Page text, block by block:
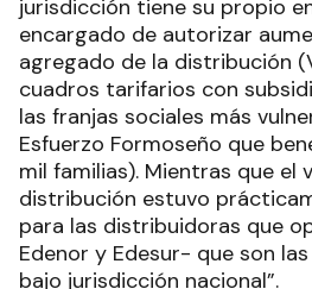
jurisdicción tiene su propio
encargado de autorizar
agregado de la distribución
cuadros tarifarios con
las franjas sociales más
Esfuerzo Formoseño que
mil familias). Mientras que el
distribución estuvo
para las distribuidoras que
Edenor y Edesur- que son
bajo jurisdicción nacional”.